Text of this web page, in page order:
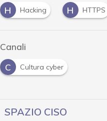
H Hacking H HTTPS
Canali
C
Cultura cyber
SPAZIO CISO